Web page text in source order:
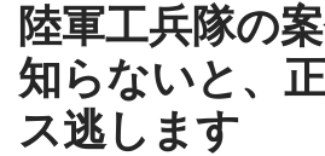
ス
キ
ッ
プ
陸軍工兵隊の
知らないと、
ス逃します